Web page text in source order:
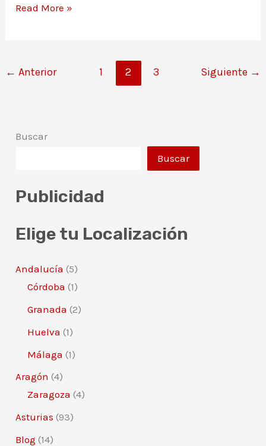
Carta
Compostela
Read More »
← Anterior 1 2 3 Siguiente →
Buscar
Buscar
Publicidad
Elige tu Localización
Andalucía (5)
Córdoba (1)
Granada (2)
Huelva (1)
Málaga (1)
Aragón (4)
Zaragoza (4)
Asturias (93)
Blog (14)